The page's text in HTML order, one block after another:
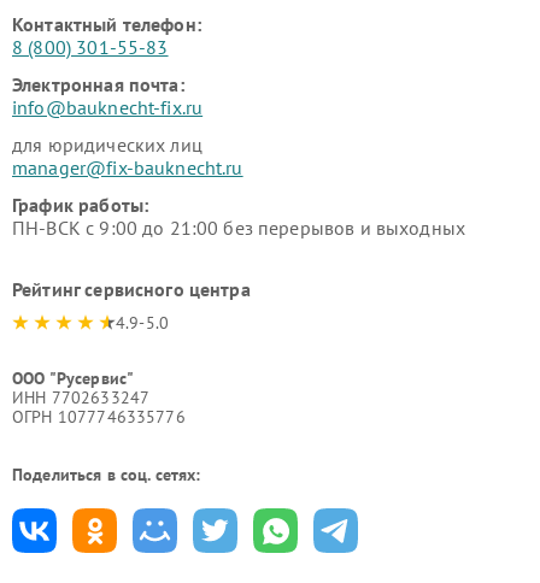
Контактный телефон:
8 (800) 301-55-83
Электронная почта:
info@bauknecht-fix.ru
для юридических лиц
manager@fix-bauknecht.ru
График работы:
ПН-ВСК с 9:00 до 21:00 без перерывов и выходных
Рейтинг сервисного центра
4.9-5.0
ООО "Русервис"
ИНН 7702633247
ОГРН 1077746335776
Поделиться в соц. сетях: